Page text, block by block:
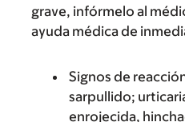
grave, infórmelo al
ayuda médica de
Signos de
sarpullido;
enrojecida,